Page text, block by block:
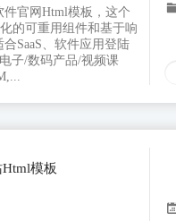
件官网Html模板，这个
的可重用组件和基于响
合SaaS、软件应用登陆
子/数码产品/视频课
模板